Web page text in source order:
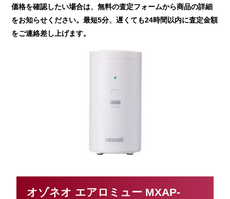
価格を確認したい場合は、無料の査定フォームから商品の詳細
をお知らせください。最短5分、遅くても24時間以内に査定金額
をご連絡差し上げます。
オゾネオ エアロミュー MXAP-